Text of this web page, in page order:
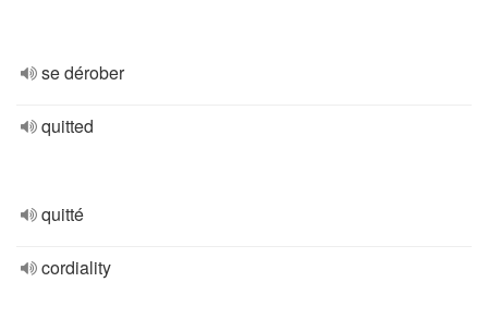
se dérober
quitted
quitté
cordiality